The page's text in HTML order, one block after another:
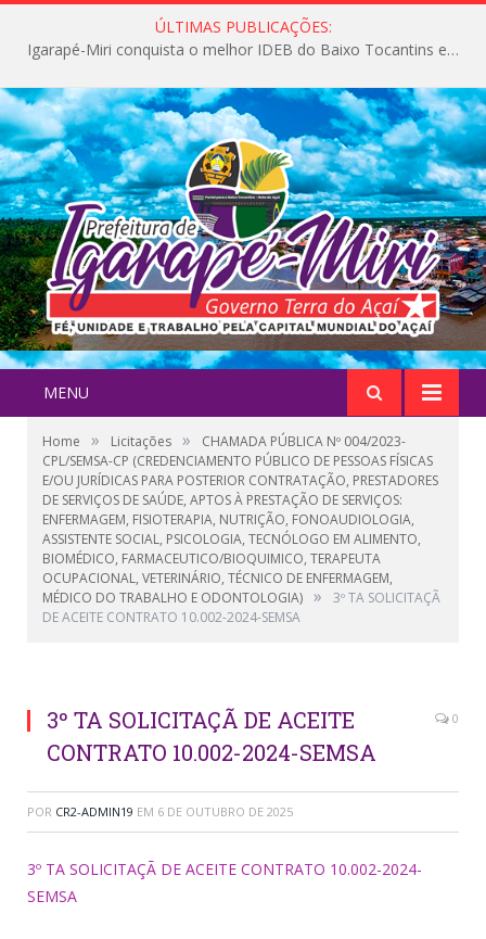
ÚLTIMAS PUBLICAÇÕES:
Igarapé-Miri conquista o melhor IDEB do Baixo Tocantins e avança na qualidade da educação pública
MENU
Home » Licitações »
CHAMADA PÚBLICA Nº 004/2023-
CPL/SEMSA-CP (CREDENCIAMENTO PÚBLICO DE PESSOAS FÍSICAS
E/OU JURÍDICAS PARA POSTERIOR CONTRATAÇÃO, PRESTADORES
DE SERVIÇOS DE SAÚDE, APTOS À PRESTAÇÃO DE SERVIÇOS:
ENFERMAGEM, FISIOTERAPIA, NUTRIÇÃO, FONOAUDIOLOGIA,
ASSISTENTE SOCIAL, PSICOLOGIA, TECNÓLOGO EM ALIMENTO,
BIOMÉDICO, FARMACEUTICO/BIOQUIMICO, TERAPEUTA
OCUPACIONAL, VETERINÁRIO, TÉCNICO DE ENFERMAGEM,
MÉDICO DO TRABALHO E ODONTOLOGIA) »
3º TA SOLICITAÇÃ
DE ACEITE CONTRATO 10.002-2024-SEMSA
3º TA SOLICITAÇÃ DE ACEITE
CONTRATO 10.002-2024-SEMSA
0
POR CR2-ADMIN19 EM 6 DE OUTUBRO DE 2025
3º TA SOLICITAÇÃ DE ACEITE CONTRATO 10.002-2024-
SEMSA